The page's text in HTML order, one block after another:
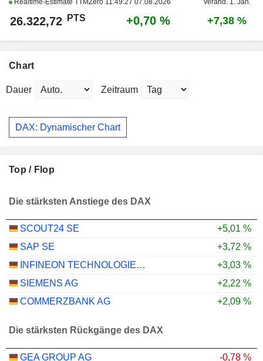
Realtime-Estimate TTMZero 11:49:27 07.08.2026 Veränd. 1. Jan.
26.322,72 PTS +0,70 % +7,38 %
Chart
Dauer Zeitraum
DAX: Dynamischer Chart
Top / Flop
Die stärksten Anstiege des DAX
SCOUT24 SE
+5,01 %
SAP SE
+3,72 %
INFINEON TECHNOLOGIES AG
+3,03 %
SIEMENS AG
+2,22 %
COMMERZBANK AG
+2,09 %
Die stärksten Rückgänge des DAX
GEA GROUP AG -0,78 %